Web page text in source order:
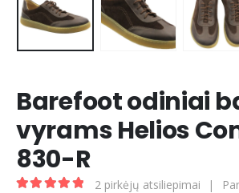
Barefoot odiniai
vyrams Helios
830-R
2pirkėjų atsiliepimai |